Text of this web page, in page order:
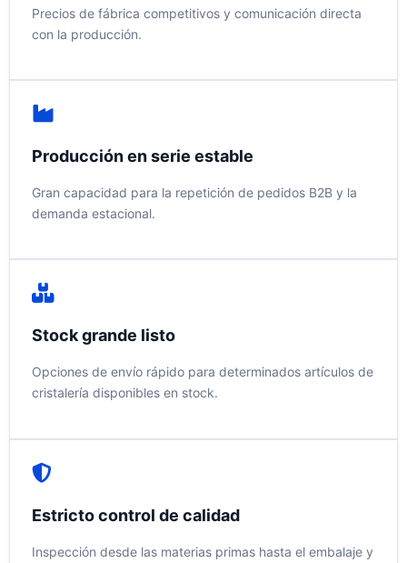
Precios de fábrica competitivos y comunicación directa
con la producción.
Producción en serie estable
Gran capacidad para la repetición de pedidos B2B y la
demanda estacional.
Stock grande listo
Opciones de envío rápido para determinados artículos de
cristalería disponibles en stock.
Estricto control de calidad
Inspección desde las materias primas hasta el embalaje y